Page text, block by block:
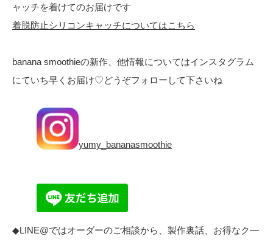
ャッチを着けてのお届けです
着脱防止シリコンキャッチについてはこちら
banana smoothieの新作、他情報についてはインスタグラム
にていち早くお届け♡どうぞフォローして下さいね
yumy_bananasmoothie
◆LINE@ではオーダーのご相談から、製作裏話、お得なク―